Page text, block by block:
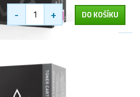
- + DO KOŠÍKU